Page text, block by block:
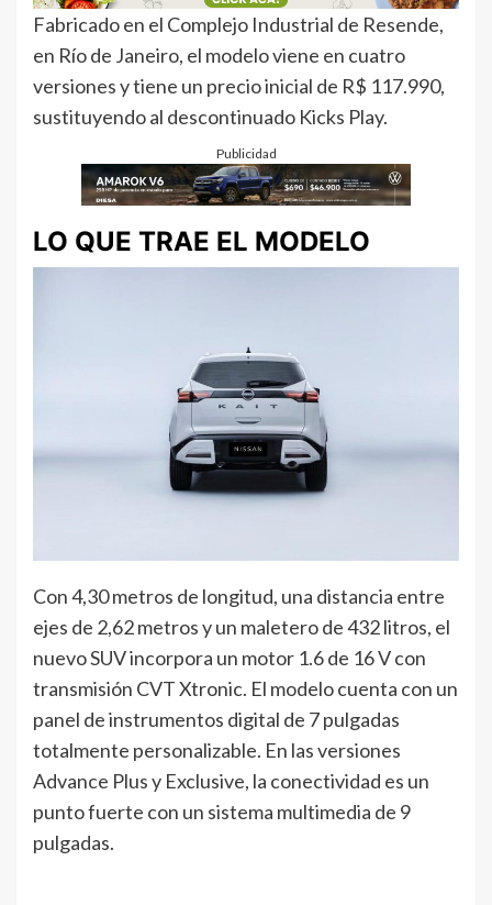
Fabricado en el Complejo Industrial de Resende,
en Río de Janeiro, el modelo viene en cuatro
versiones y tiene un precio inicial de R$ 117.990,
sustituyendo al descontinuado Kicks Play.
Publicidad
LO QUE TRAE EL MODELO
Con 4,30 metros de longitud, una distancia entre
ejes de 2,62 metros y un maletero de 432 litros, el
nuevo SUV incorpora un motor 1.6 de 16 V con
transmisión CVT Xtronic. El modelo cuenta con un
panel de instrumentos digital de 7 pulgadas
totalmente personalizable. En las versiones
Advance Plus y Exclusive, la conectividad es un
punto fuerte con un sistema multimedia de 9
pulgadas.